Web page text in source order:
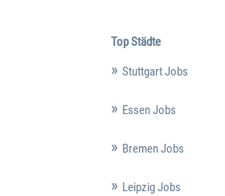
Top Städte
Stuttgart Jobs
Essen Jobs
Bremen Jobs
Leipzig Jobs